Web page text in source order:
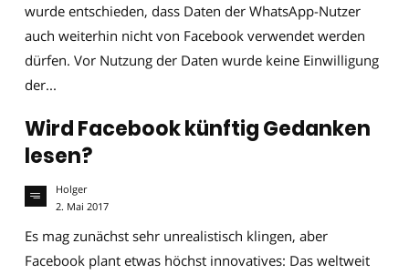
wurde entschieden, dass Daten der WhatsApp-Nutzer
auch weiterhin nicht von Facebook verwendet werden
dürfen. Vor Nutzung der Daten wurde keine Einwilligung
der...
Wird Facebook künftig Gedanken
lesen?
Holger
2. Mai 2017
Es mag zunächst sehr unrealistisch klingen, aber
Facebook plant etwas höchst innovatives: Das weltweit